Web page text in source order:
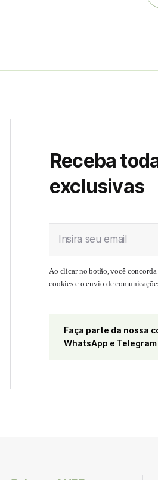
Receba
exclusivas
Insira seu email
Ao clicar no botão, você
cookies e o envio de
Faça parte da nossa
WhatsApp e Telegram